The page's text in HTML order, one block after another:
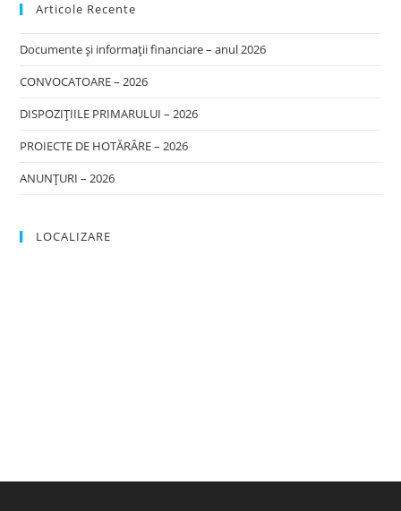
Articole Recente
Documente și informații financiare – anul 2026
CONVOCATOARE – 2026
DISPOZIȚIILE PRIMARULUI – 2026
PROIECTE DE HOTĂRÂRE – 2026
ANUNȚURI – 2026
LOCALIZARE